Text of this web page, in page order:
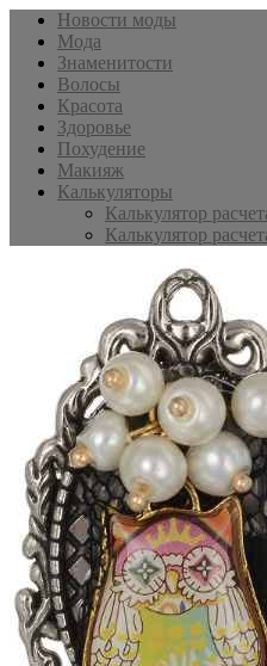
Новости моды
Мода
Знаменитости
Волосы
Красота
Здоровье
Похудение
Макияж
Калькуляторы
Калькулятор
Калькулятор